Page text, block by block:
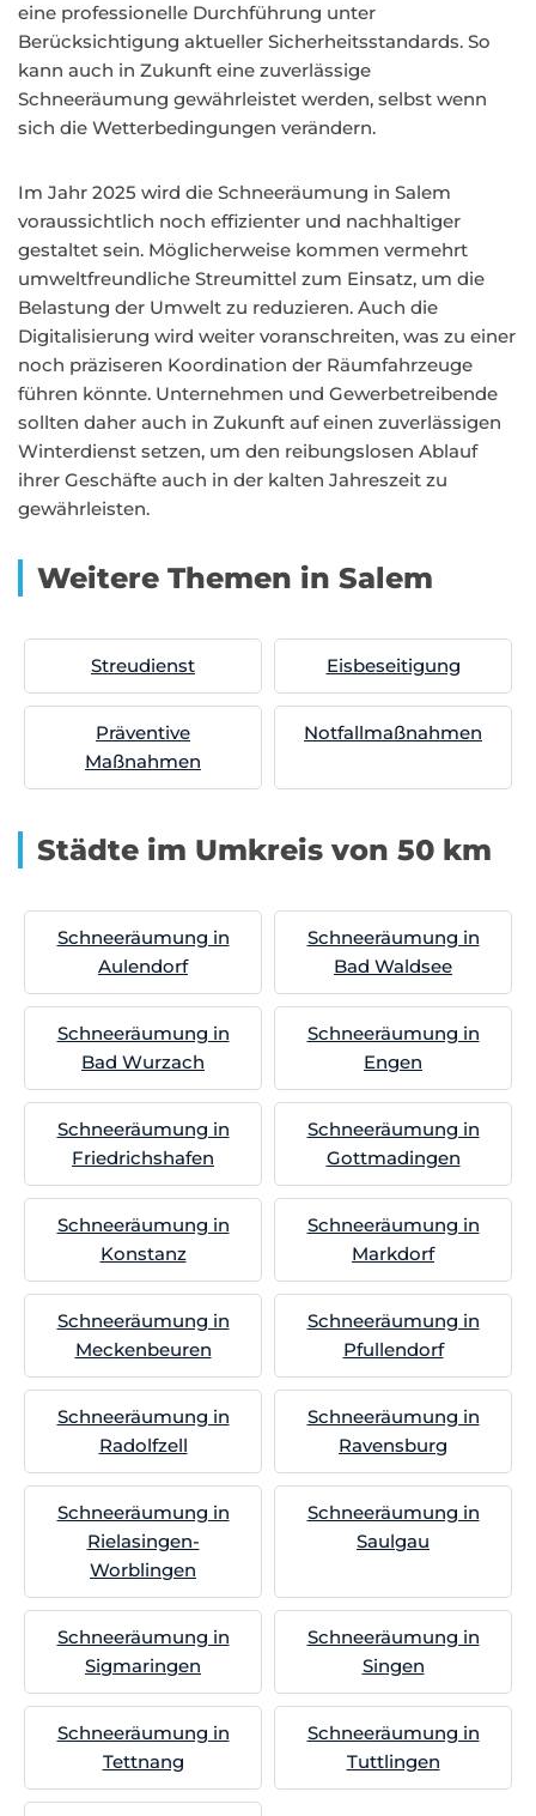
eine professionelle Durchführung unter
Berücksichtigung aktueller Sicherheitsstandards. So
kann auch in Zukunft eine zuverlässige
Schneeräumung gewährleistet werden, selbst wenn
sich die Wetterbedingungen verändern.
Im Jahr 2025 wird die Schneeräumung in Salem
voraussichtlich noch effizienter und nachhaltiger
gestaltet sein. Möglicherweise kommen vermehrt
umweltfreundliche Streumittel zum Einsatz, um die
Belastung der Umwelt zu reduzieren. Auch die
Digitalisierung wird weiter voranschreiten, was zu einer
noch präziseren Koordination der Räumfahrzeuge
führen könnte. Unternehmen und Gewerbetreibende
sollten daher auch in Zukunft auf einen zuverlässigen
Winterdienst setzen, um den reibungslosen Ablauf
ihrer Geschäfte auch in der kalten Jahreszeit zu
gewährleisten.
Weitere Themen in Salem
Streudienst Eisbeseitigung
Präventive
Maßnahmen
Notfallmaßnahmen
Städte im Umkreis von 50 km
Schneeräumung in
Aulendorf
Schneeräumung in
Bad Waldsee
Schneeräumung in
Bad Wurzach
Schneeräumung in
Engen
Schneeräumung in
Friedrichshafen
Schneeräumung in
Gottmadingen
Schneeräumung in
Konstanz
Schneeräumung in
Markdorf
Schneeräumung in
Meckenbeuren
Schneeräumung in
Pfullendorf
Schneeräumung in
Radolfzell
Schneeräumung in
Ravensburg
Schneeräumung in
Rielasingen-
Worblingen
Schneeräumung in
Saulgau
Schneeräumung in
Sigmaringen
Schneeräumung in
Singen
Schneeräumung in
Tettnang
Schneeräumung in
Tuttlingen